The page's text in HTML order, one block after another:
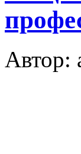
Автор: